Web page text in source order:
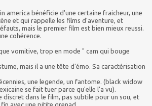
america bénéficie d'une certaine fraicheur, une
et qui rappelle les films d'aventure, et
mais le premier film est bien mieux reussi.
cohérence.
vomitive, trop en mode " cam qui bouge
mais il a une tête d'émo. Sa caractérisation
une legende, un fantome. (black widow
se fait tuer parce qu'elle l'a vu).
discret dans le film, pas subtile pour un sou, et